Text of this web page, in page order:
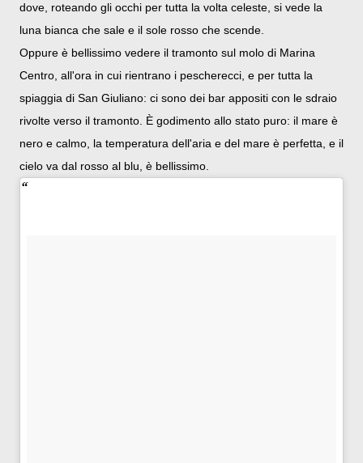
dove, roteando gli occhi per tutta la volta celeste, si vede la
luna bianca che sale e il sole rosso che scende.
Oppure è bellissimo vedere il tramonto sul molo di Marina
Centro, all'ora in cui rientrano i pescherecci, e per tutta la
spiaggia di San Giuliano: ci sono dei bar appositi con le sdraio
rivolte verso il tramonto. È godimento allo stato puro: il mare è
nero e calmo, la temperatura dell'aria e del mare è perfetta, e il
cielo va dal rosso al blu, è bellissimo.